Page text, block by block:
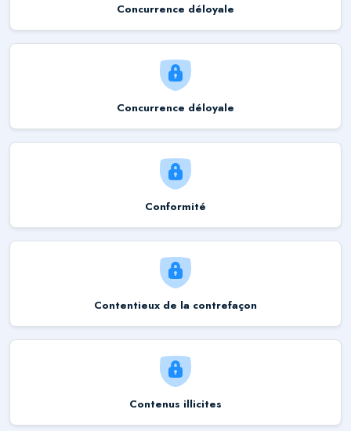
Concurrence déloyale
Concurrence déloyale
Conformité
Contentieux de la contrefaçon
Contenus illicites